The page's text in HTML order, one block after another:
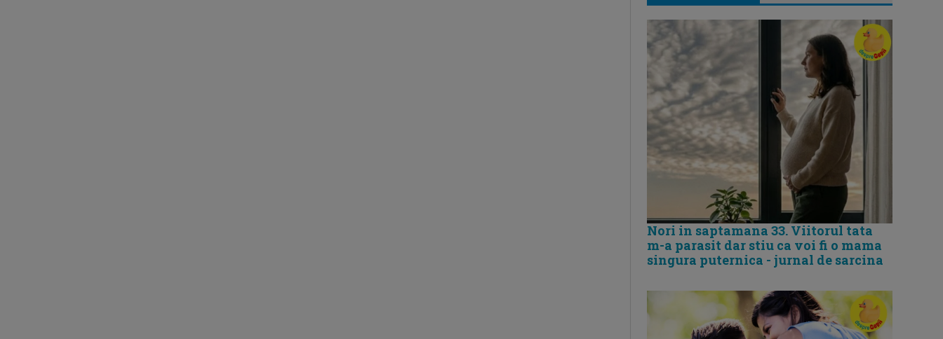
Nori in saptamana 33. Viitorul tata
m-a parasit dar stiu ca voi fi o mama
singura puternica - jurnal de sarcina